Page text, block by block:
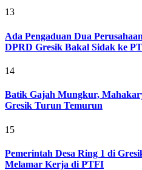
13
Ada Pengaduan Dua
DPRD Gresik Bakal Sidak ke
14
Batik Gajah Mungkur,
Gresik Turun Temurun
15
Pemerintah Desa Ring 1 di
Melamar Kerja di PTFI